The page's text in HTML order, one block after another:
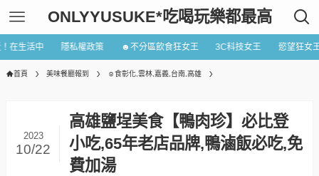
ONLYYUSUKE*吃喝玩樂都最高
在生活中 隱私權政策 ☻不分區飲食狂女王 3C科技女王 慾望狂女
首頁 美味餐廳報到 ☺食彰化,雲林,嘉義,台南,高雄
高雄鹽埕美食【鴨肉珍】必比登
小吃,65年老店品牌,鴨滷飯必吃,免
費加湯
2023
10/22